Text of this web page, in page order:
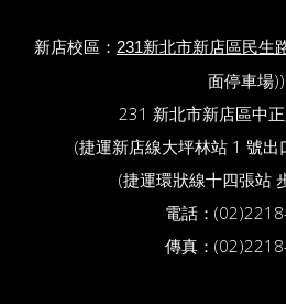
新店校區： 231新北市新店區民生
面停車場))
231 新北市新店區中
(捷運新店線大坪林站 1 號出
(捷運環狀線十四張站
電話：
傳真：